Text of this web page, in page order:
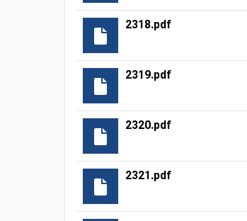
2318.pdf
2319.pdf
2320.pdf
2321.pdf